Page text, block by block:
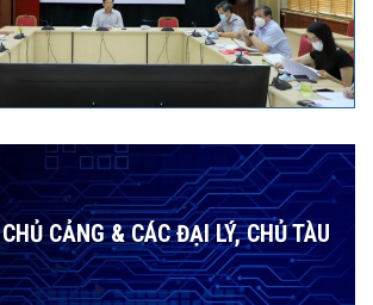
CẢNG & CÁC ĐẠI LÝ, CHỦ TÀU